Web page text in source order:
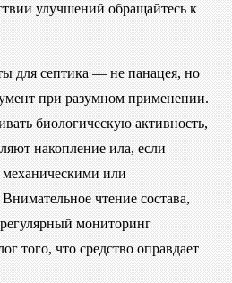
улучшений обращайтесь к
для септика — не панацея, но
при разумном применении.
биологическую активность,
накопление ила, если
механическими или
чтение состава,
мониторинг
того, что средство оправдает